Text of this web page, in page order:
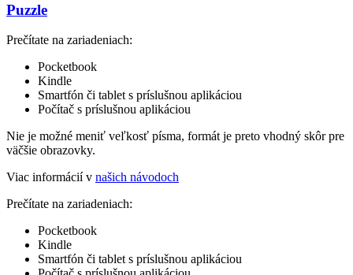
Puzzle
Prečítate na zariadeniach:
Pocketbook
Kindle
Smartfón či tablet s príslušnou aplikáciou
Počítač s príslušnou aplikáciou
Nie je možné meniť veľkosť písma, formát je preto vhodný skôr pre
väčšie obrazovky.
Viac informácií v našich návodoch
Prečítate na zariadeniach:
Pocketbook
Kindle
Smartfón či tablet s príslušnou aplikáciou